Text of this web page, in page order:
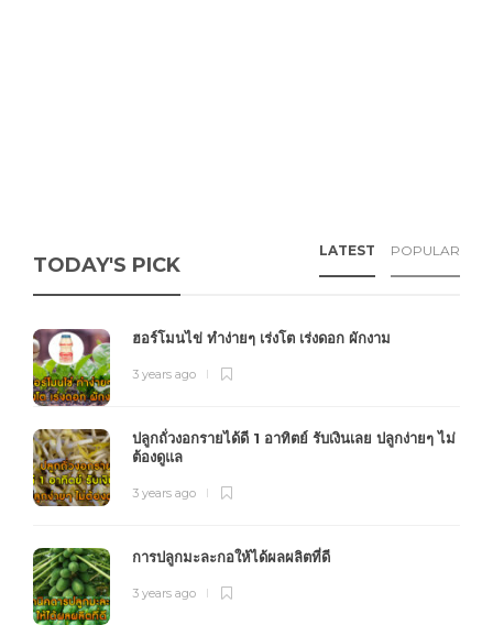
TODAY'S PICK
LATEST POPULAR
ฮอร์โมนไข่ ทำง่ายๆ เร่งโต เร่งดอก ผักงาม
3 years ago
ปลูกถั่วงอกรายได้ดี 1 อาทิตย์ รับเงินเลย ปลูกง่ายๆ ไม่
ต้องดูแล
3 years ago
การปลูกมะละกอให้ได้ผลผลิตที่ดี
3 years ago